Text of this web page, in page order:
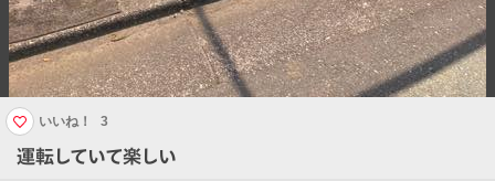
運転していて楽しい
いいね！ 3